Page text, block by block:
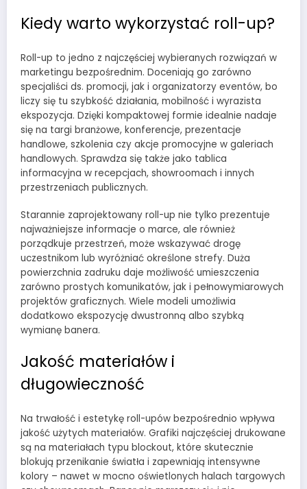
Kiedy warto wykorzystać roll-up?
Roll-up to jedno z najczęściej wybieranych rozwiązań w
marketingu bezpośrednim. Doceniają go zarówno
specjaliści ds. promocji, jak i organizatorzy eventów, bo
liczy się tu szybkość działania, mobilność i wyrazista
ekspozycja. Dzięki kompaktowej formie idealnie nadaje
się na targi branżowe, konferencje, prezentacje
handlowe, szkolenia czy akcje promocyjne w galeriach
handlowych. Sprawdza się także jako tablica
informacyjna w recepcjach, showroomach i innych
przestrzeniach publicznych.
Starannie zaprojektowany roll-up nie tylko prezentuje
najważniejsze informacje o marce, ale również
porządkuje przestrzeń, może wskazywać drogę
uczestnikom lub wyróżniać określone strefy. Duża
powierzchnia zadruku daje możliwość umieszczenia
zarówno prostych komunikatów, jak i pełnowymiarowych
projektów graficznych. Wiele modeli umożliwia
dodatkowo ekspozycję dwustronną albo szybką
wymianę banera.
Jakość materiałów i
długowieczność
Na trwałość i estetykę roll-upów bezpośrednio wpływa
jakość użytych materiałów. Grafiki najczęściej drukowane
są na materiałach typu blockout, które skutecznie
blokują przenikanie światła i zapewniają intensywne
kolory – nawet w mocno oświetlonych halach targowych